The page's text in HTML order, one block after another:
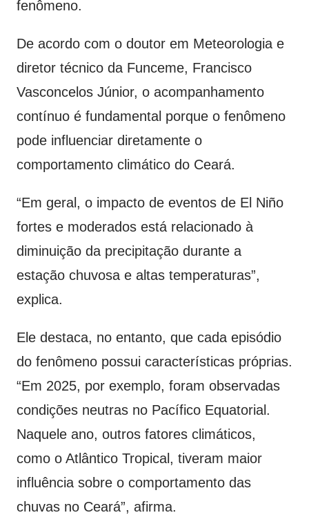
fenômeno.
De acordo com o doutor em Meteorologia e
diretor técnico da Funceme, Francisco
Vasconcelos Júnior, o acompanhamento
contínuo é fundamental porque o fenômeno
pode influenciar diretamente o
comportamento climático do Ceará.
“Em geral, o impacto de eventos de El Niño
fortes e moderados está relacionado à
diminuição da precipitação durante a
estação chuvosa e altas temperaturas”,
explica.
Ele destaca, no entanto, que cada episódio
do fenômeno possui características próprias.
“Em 2025, por exemplo, foram observadas
condições neutras no Pacífico Equatorial.
Naquele ano, outros fatores climáticos,
como o Atlântico Tropical, tiveram maior
influência sobre o comportamento das
chuvas no Ceará”, afirma.